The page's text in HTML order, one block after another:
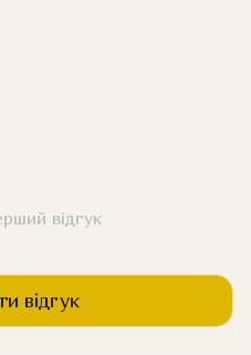
відгук
відгук